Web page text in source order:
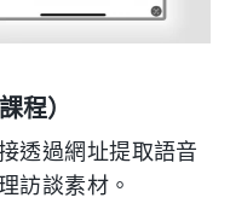
程）
透過網址提取語音
訪談素材。